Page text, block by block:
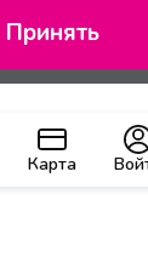
Карта
Принять